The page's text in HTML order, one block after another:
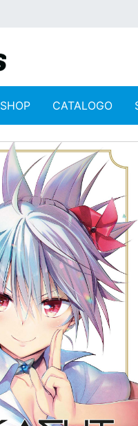
SHOP CATALOGO